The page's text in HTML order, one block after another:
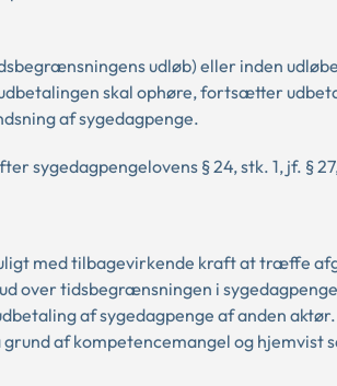
udløb) eller inden
skal ophøre, fortsætter
af sygedagpenge.
§ 24, stk. 1, jf. §
med tilbagevirkende kraft at træffe
over tidsbegrænsningen i
af sygedagpenge af anden aktør.
af kompetencemangel og hjemvist